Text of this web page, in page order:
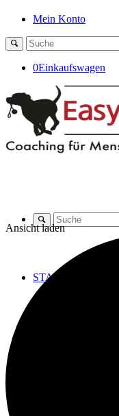
Mein Konto
0Einkaufswagen
STANDORTE
Ansicht laden